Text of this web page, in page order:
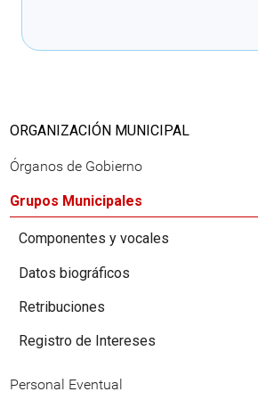
ORGANIZACIÓN MUNICIPAL
Órganos de Gobierno
Grupos Municipales
Componentes y vocales
Datos biográficos
Retribuciones
Registro de Intereses
Personal Eventual